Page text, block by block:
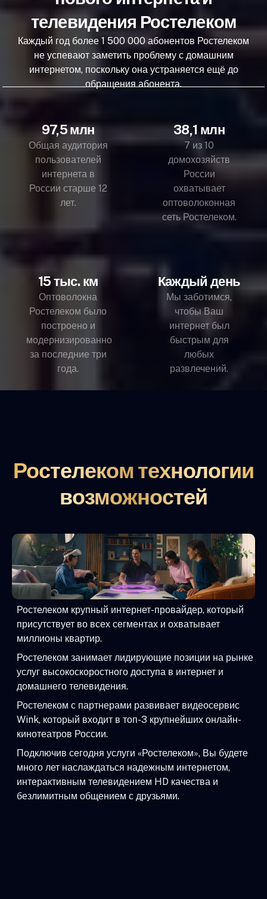
телевидения Ростелеком
Каждый год более 1 500 000 абонентов Ростелеком
не успевают заметить проблему с домашним
интернетом, поскольку она устраняется ещё до
обращения абонента.
97,5 млн
Общая аудитория
пользователей
интернета в
России старше 12
лет.
38,1 млн
7 из 10
домохозяйств
России
охватывает
оптоволоконная
сеть Ростелеком.
15 тыс. км
Оптоволокна
Ростелеком было
построено и
модернизированно
за последние три
года.
Каждый день
Мы заботимся,
чтобы Ваш
интернет был
быстрым для
любых
развлечений.
Ростелеком технологии
возможностей
Ростелеком крупный интернет-провайдер, который
присутствует во всех сегментах и охватывает
миллионы квартир.
Ростелеком занимает лидирующие позиции на рынке
услуг высокоскоростного доступа в интернет и
домашнего телевидения.
Ростелеком с партнерами развивает видеосервис
Wink, который входит в топ-3 крупнейших онлайн-
кинотеатров России.
Подключив сегодня услуги «Ростелеком», Вы будете
много лет наслаждаться надежным интернетом,
интерактивным телевидением HD качества и
безлимитным общением с друзьями.